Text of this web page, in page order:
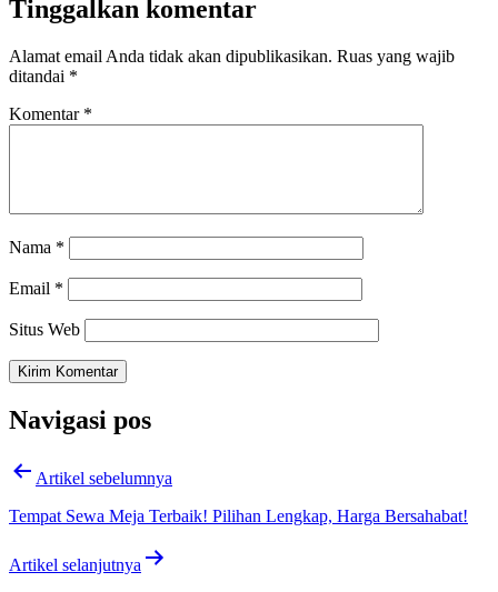
Tinggalkan komentar
Alamat email Anda tidak akan dipublikasikan. Ruas yang wajib
ditandai *
Komentar *
Nama *
Email *
Situs Web
Navigasi pos
Artikel sebelumnya
Tempat Sewa Meja Terbaik! Pilihan Lengkap, Harga Bersahabat!
Artikel selanjutnya